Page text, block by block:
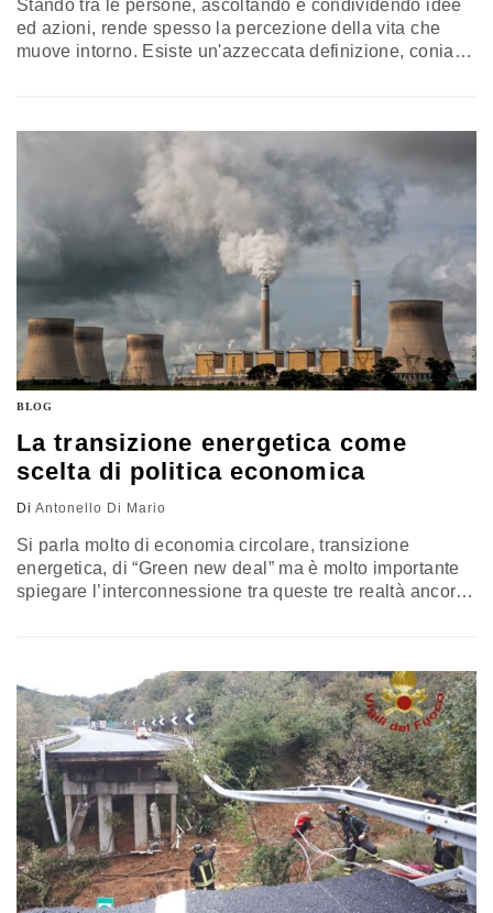
Stando tra le persone, ascoltando e condividendo idee
ed azioni, rende spesso la percezione della vita che
muove intorno. Esiste un'azzeccata definizione, coniata
sono modificati - scrive l'anziano sociologo - a nostra
BLOG
La transizione energetica come
scelta di politica economica
Di Antonello Di Mario
Si parla molto di economia circolare, transizione
energetica, di “Green new deal” ma è molto importante
spiegare l’interconnessione tra queste tre realtà ancora
L’economia circolare è un modello di produzione e
consumo che implica condivisione, prestito, riutilizzo,…